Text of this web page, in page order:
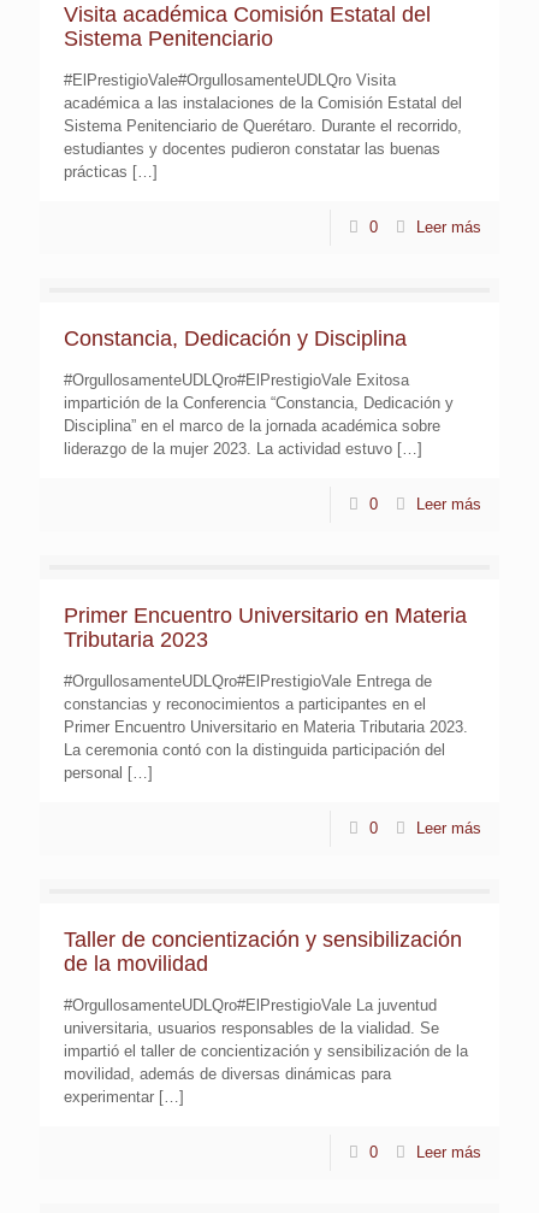
Visita académica Comisión Estatal del
Sistema Penitenciario
#ElPrestigioVale#OrgullosamenteUDLQro Visita
académica a las instalaciones de la Comisión Estatal del
Sistema Penitenciario de Querétaro. Durante el recorrido,
estudiantes y docentes pudieron constatar las buenas
prácticas […]
0 Leer más
Constancia, Dedicación y Disciplina
#OrgullosamenteUDLQro#ElPrestigioVale Exitosa
impartición de la Conferencia “Constancia, Dedicación y
Disciplina” en el marco de la jornada académica sobre
liderazgo de la mujer 2023. La actividad estuvo […]
0 Leer más
Primer Encuentro Universitario en Materia
Tributaria 2023
#OrgullosamenteUDLQro#ElPrestigioVale Entrega de
constancias y reconocimientos a participantes en el
Primer Encuentro Universitario en Materia Tributaria 2023.
La ceremonia contó con la distinguida participación del
personal […]
0 Leer más
Taller de concientización y sensibilización
de la movilidad
#OrgullosamenteUDLQro#ElPrestigioVale La juventud
universitaria, usuarios responsables de la vialidad. Se
impartió el taller de concientización y sensibilización de la
movilidad, además de diversas dinámicas para
experimentar […]
0 Leer más